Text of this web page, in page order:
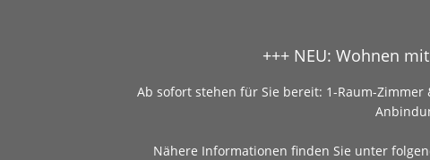
+++ NEU: Wohnen
Ab sofort stehen für Sie bereit: 1-Raum-
Nähere Informationen finden Sie unter